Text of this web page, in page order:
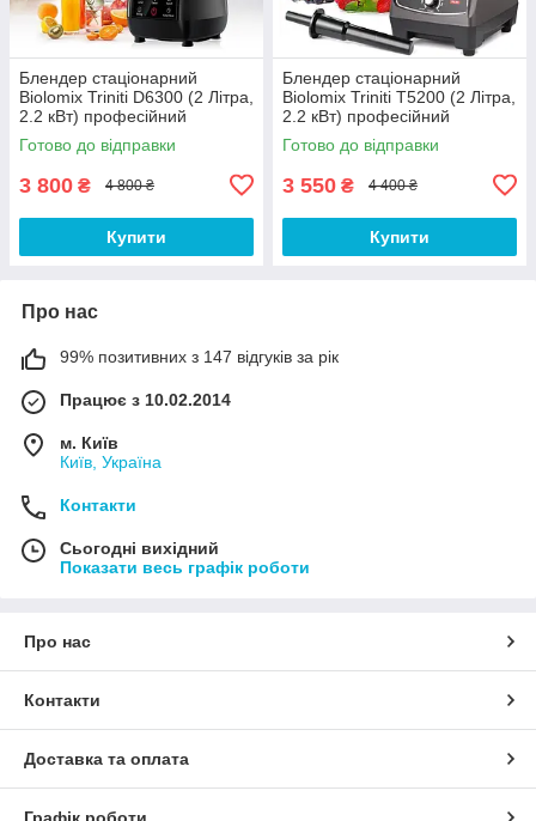
Блендер стаціонарний
Biolomix Triniti D6300 (2 Літра,
2.2 кВт) професійний
блендер з чашею для смузі,
фрешів, коктейлів
Готово до відправки
3 800 ₴ 4 800 ₴
Купити
Блендер стаціонарний
Biolomix Triniti T5200 (2 Літра,
2.2 кВт) професійний
блендер з чашею для смузі,
фрешів, коктейлів
Готово до відправки
3 550 ₴ 4 400 ₴
Купити
Про нас
99% позитивних з 147 відгуків за рік
Працює з 10.02.2014
м. Київ
Київ, Україна
Контакти
Сьогодні вихідний
Показати весь графік роботи
Про нас
Контакти
Доставка та оплата
Графік роботи